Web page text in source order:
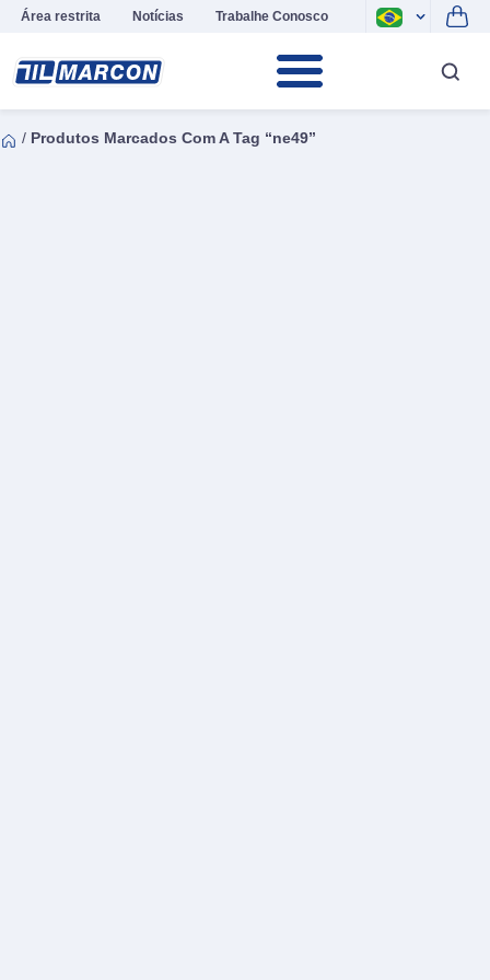
Área restrita Notícias Trabalhe Conosco
/ Produtos Marcados Com A Tag “ne49”